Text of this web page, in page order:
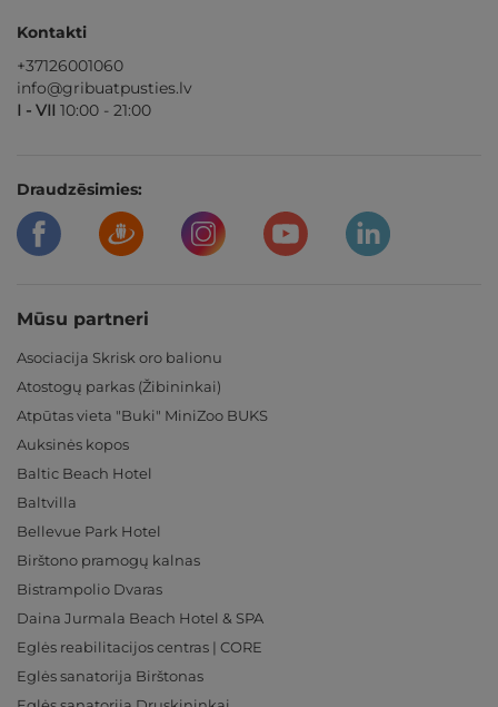
Kontakti
+37126001060
info@gribuatpusties.lv
I - VII 10:00 - 21:00
Draudzēsimies:
Mūsu partneri
Asociacija Skrisk oro balionu
Atostogų parkas (Žibininkai)
Atpūtas vieta "Buki" MiniZoo BUKS
Auksinės kopos
Baltic Beach Hotel
Baltvilla
Bellevue Park Hotel
Birštono pramogų kalnas
Bistrampolio Dvaras
Daina Jurmala Beach Hotel & SPA
Eglės reabilitacijos centras | CORE
Eglės sanatorija Birštonas